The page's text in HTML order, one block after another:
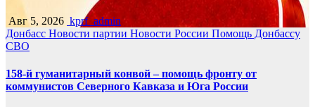
Авг 5, 2026 kprf_admin
Донбасс Новости партии Новости России Помощь Донбассу
СВО
158-й гуманитарный конвой – помощь фронту от
коммунистов Северного Кавказа и Юга России